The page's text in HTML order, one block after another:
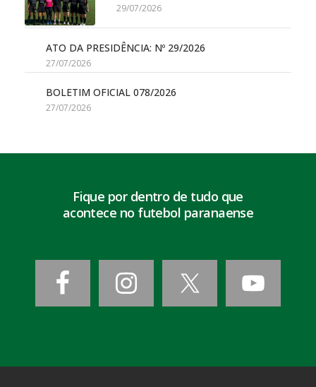
29/07/2026
ATO DA PRESIDÊNCIA: Nº 29/2026
27/07/2026
BOLETIM OFICIAL 078/2026
27/07/2026
Fique por dentro de tudo que
acontece no futebol paranaense